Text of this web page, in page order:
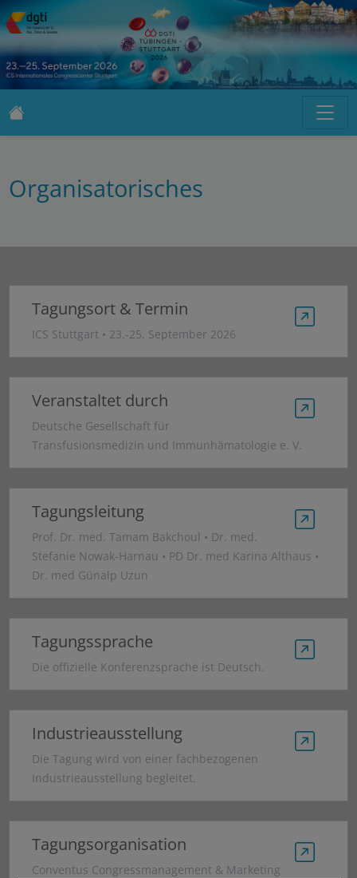
Organisatorisches
Tagungsort & Termin
ICS Stuttgart • 23.-25. September 2026
Veranstaltet durch
Deutsche Gesellschaft für
Transfusionsmedizin und Immunhämatologie e. V.
Tagungsleitung
Prof. Dr. med. Tamam Bakchoul • Dr. med.
Stefanie Nowak-Harnau • PD Dr. med Karina Althaus •
Dr. med Günalp Uzun
Tagungssprache
Die offizielle Konferenzsprache ist Deutsch.
Industrieausstellung
Die Tagung wird von einer fachbezogenen
Industrieausstellung begleitet.
Tagungsorganisation
Conventus Congressmanagement & Marketing